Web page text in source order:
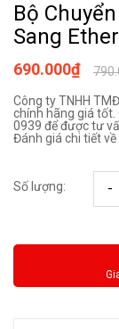
Bộ
Sang
690.000₫
Công ty TNHH
chính hãng giá tốt.
0939 để được tư
Đánh giá chi tiết về
Số lượng: -